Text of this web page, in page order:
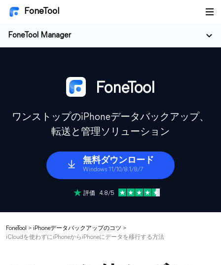
FoneTool
FoneTool Manager
FoneTool
ワンストップのiPhoneデータバックアップ、
転送と管理ソリューション
無料ダウンロード
Windows 11/10/8.1/8/7
評価 4.8/5
FoneTool > iPhoneデータバックアップのコツ >
iCloudを使わずにiPhoneからiPhoneにデータを移行する方法